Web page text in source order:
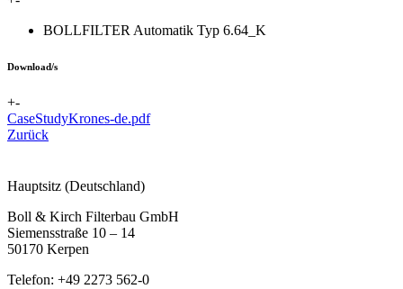
BOLLFILTER Automatik Typ 6.64_K
Download/s
+-
CaseStudyKrones-de.pdf
Zurück
Hauptsitz (Deutschland)
Boll & Kirch Filterbau GmbH
Siemensstraße 10 – 14
50170 Kerpen
Telefon: +49 2273 562-0